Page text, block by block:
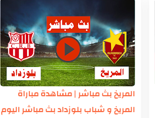
المريخ بث مباشر | مشاهدة مباراة
المريخ و شباب بلوزداد بث مباشر اليوم